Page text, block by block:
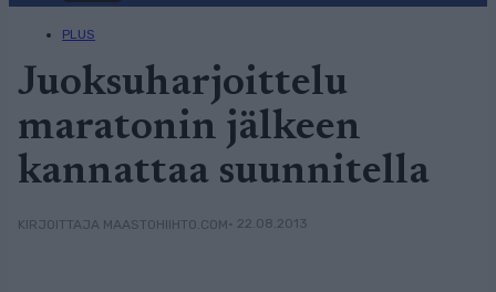
PLUS
Juoksuharjoittelu
maratonin jälkeen
kannattaa suunnitella
KIRJOITTAJA MAASTOHIIHTO.COM• 22.08.2013